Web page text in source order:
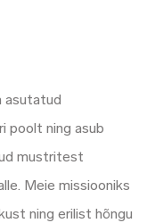
asutatud
poolt ning asub
mustritest
Meie missiooniks
ning erilist hõngu